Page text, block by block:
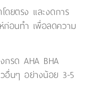
ดยตรง และงดการ
อนทำ เพื่อลดความ
รด AHA BHA
อื่นๆ อย่างน้อย 3-5